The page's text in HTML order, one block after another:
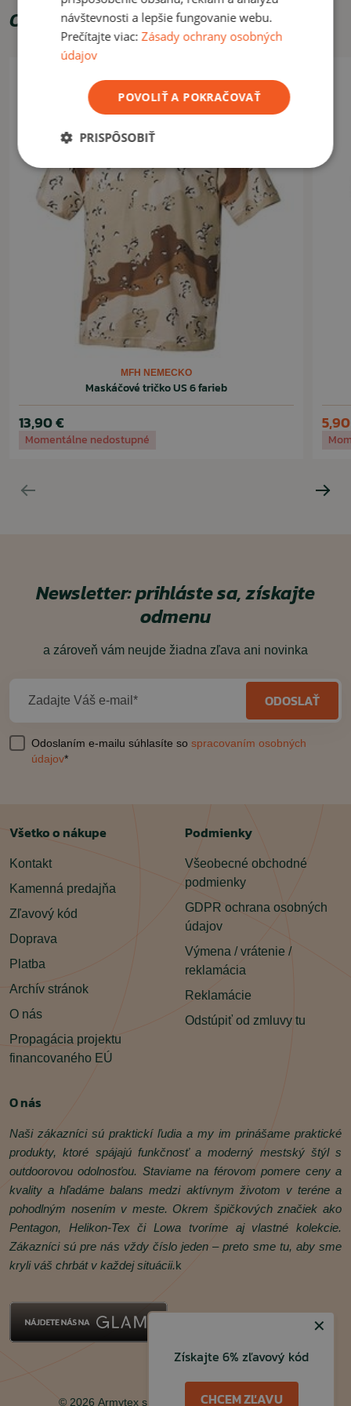
Vhodné na bežné, každodenné nosenie, prácu, prípadne turistiku.
Odporúčame zakúpiť
MFH NEMECKO
Maskáčové tričko US 6 farieb
13,90 €
Momentálne nedostupné
Newsletter: prihláste sa, získajte
odmenu
a zároveň vám neujde žiadna zľava ani novinka
Zadajte Váš e-mail* ODOSLAŤ
Odoslaním e-mailu súhlasíte so spracovaním osobných
údajov*
Všetko o nákupe
Kontakt
Kamenná predajňa
Zľavový kód
Doprava
Platba
Archív stránok
O nás
Propagácia projektu
financovaného EÚ
Podmienky
Všeobecné obchodné
podmienky
GDPR ochrana osobných
údajov
Výmena / vrátenie /
reklamácia
Reklamácie
Odstúpiť od zmluvy tu
O nás
Naši zákazníci sú praktickí ľudia a my im prinášame praktické
produkty, ktoré spájajú funkčnosť a moderný mestský štýl s
outdoorovou odolnosťou. Staviame na férovom pomere ceny a
kvality a hľadáme balans medzi aktívnym životom v teréne a
pohodlným nosením v meste. Okrem špičkových značiek ako
Pentagon, Helikon‑Tex či Lowa tvoríme aj vlastné kolekcie.
Zákazníci sú pre nás vždy číslo jeden – preto sme tu, aby sme
kryli váš chrbát v každej situácii.k
Facebook
Instagram
© 2026 Armytex s.r.o. Všetky práva vyhradené.
návštevnosti a lepšie fungovanie webu.
Prečítajte viac:Zásady ochrany osobných
údajov
POVOLIŤ A POKRAČOVAŤ
PRISPÔSOBIŤ
✕
Získajte 6% zľavový kód
CHCEM ZĽAVU